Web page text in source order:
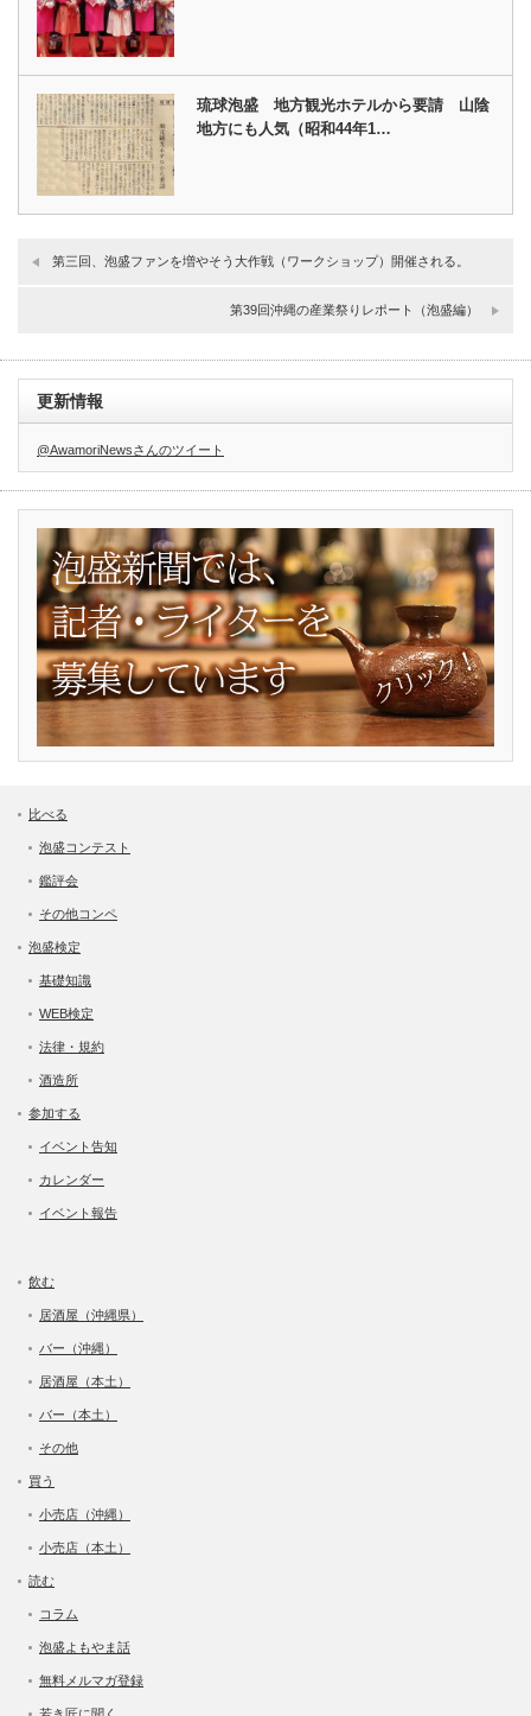
琉球泡盛 地方観光ホテルから要請 山陰
地方にも人気（昭和44年1…
第三回、泡盛ファンを増やそう大作戦（ワークショップ）開催される。
第39回沖縄の産業祭りレポート（泡盛編）
更新情報
@AwamoriNewsさんのツイート
比べる
泡盛コンテスト
鑑評会
その他コンペ
泡盛検定
基礎知識
WEB検定
法律・規約
酒造所
参加する
イベント告知
カレンダー
イベント報告
飲む
居酒屋（沖縄県）
バー（沖縄）
居酒屋（本土）
バー（本土）
その他
買う
小売店（沖縄）
小売店（本土）
読む
コラム
泡盛よもやま話
無料メルマガ登録